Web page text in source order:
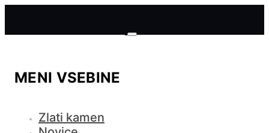
MENI VSEBINE
Zlati kamen